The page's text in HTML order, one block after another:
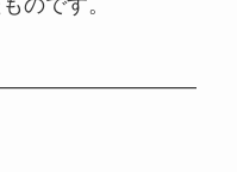
のです。